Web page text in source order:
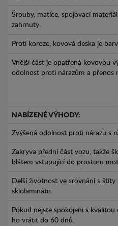
Šrouby, matice, spojovací
zahrnuty.
Proti koroze, kovová deska je
Vnější část je opatřená kovovou
odolnost proti nárazům a přenos
NABÍZENÉ VÝHODY:
Zvýšená odolnost proti nárazu s
Zakryva přední část vozu, takže
blátem vstupující do prostoru
Delší životnost ve srovnání s
sklolaminátu.
Pokud nejste spokojeni s
ho vrátit do 60 dnů.